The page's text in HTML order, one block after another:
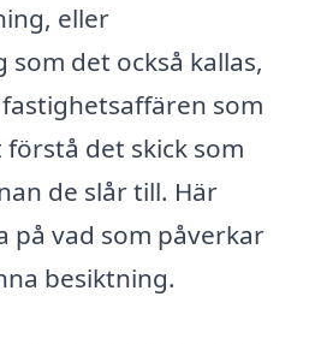
eller
det också kallas,
som
det skick som
de slår till. Här
på vad som påverkar
besiktning.